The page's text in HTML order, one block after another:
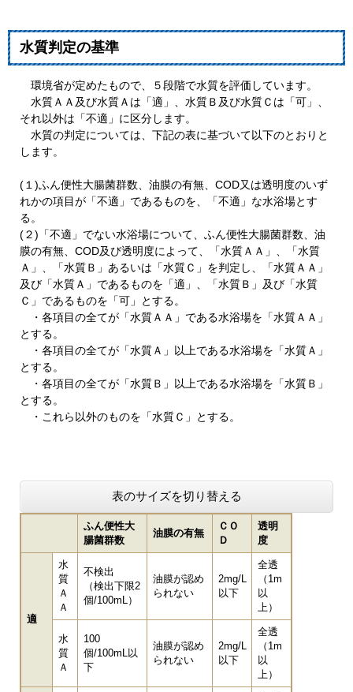
水質判定の基準
環境省が定めたもので、５段階で水質を評価しています。
水質ＡＡ及び水質Ａは「適」、水質Ｂ及び水質Ｃは「可」、
それ以外は「不適」に区分します。
水質の判定については、下記の表に基づいて以下のとおりと
します。
(１)ふん便性大腸菌群数、油膜の有無、COD又は透明度のいず
れかの項目が「不適」であるものを、「不適」な水浴場とす
る。
(２)「不適」でない水浴場について、ふん便性大腸菌群数、油
膜の有無、COD及び透明度によって、「水質ＡＡ」、「水質
Ａ」、「水質Ｂ」あるいは「水質Ｃ」を判定し、「水質ＡＡ」
及び「水質Ａ」であるものを「適」、「水質Ｂ」及び「水質
Ｃ」であるものを「可」とする。
・各項目の全てが「水質ＡＡ」である水浴場を「水質ＡＡ」
とする。
・各項目の全てが「水質Ａ」以上である水浴場を「水質Ａ」
とする。
・各項目の全てが「水質Ｂ」以上である水浴場を「水質Ｂ」
とする。
・これら以外のものを「水質Ｃ」とする。
表のサイズを切り替える
ふん便性大
腸菌群数
油膜の有無
ＣＯ
Ｄ
透明
度
適
水
質
Ａ
Ａ
不検出
（検出下限2
個/100mL）
油膜が認め
られない
2mg/L
以下
全透
（1m
以
上）
水
質
Ａ
100
個/100mL以
下
油膜が認め
られない
2mg/L
以下
全透
（1m
以
上）